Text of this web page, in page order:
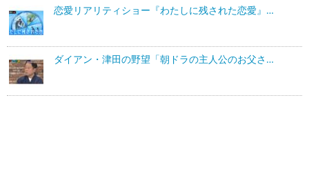
恋愛リアリティショー『わたしに残された恋愛』…
ダイアン・津田の野望「朝ドラの主人公のお父さ…